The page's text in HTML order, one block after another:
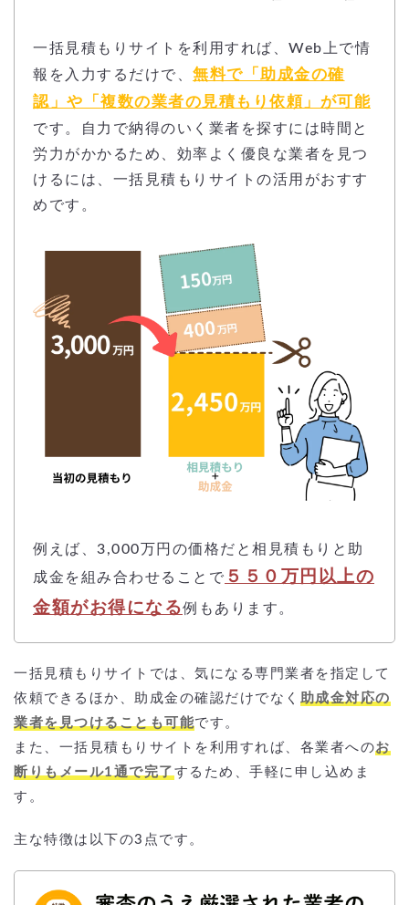
一括見積もりサイトを利用すれば、Web上で情
報を入力するだけで、 無料で「助成金の確
認」や「複数の業者の見積もり依頼」が可能
です。自力で納得のいく業者を探すには時間と
労力がかかるため、効率よく優良な業者を見つ
けるには、一括見積もりサイトの活用がおすす
めです。
例えば、3,000万円の価格だと相見積もりと助
成金を組み合わせることで ５５０万円以上の
金額がお得になる例もあります。
一括見積もりサイトでは、気になる専門業者を指定して
依頼できるほか、助成金の確認だけでなく
助成金対応の
業者を見つけることも可能です。
また、一括見積もりサイトを利用すれば、各業者へのお
断りもメール1通で完了 するため、手軽に申し込めま
す。
主な特徴は以下の3点です。